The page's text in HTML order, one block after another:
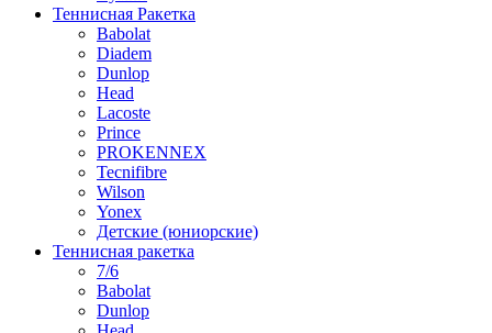
Теннисная Ракетка
Babolat
Diadem
Dunlop
Head
Lacoste
Prince
PROKENNEX
Tecnifibre
Wilson
Yonex
Детские (юниорские)
Теннисная ракетка
7/6
Babolat
Dunlop